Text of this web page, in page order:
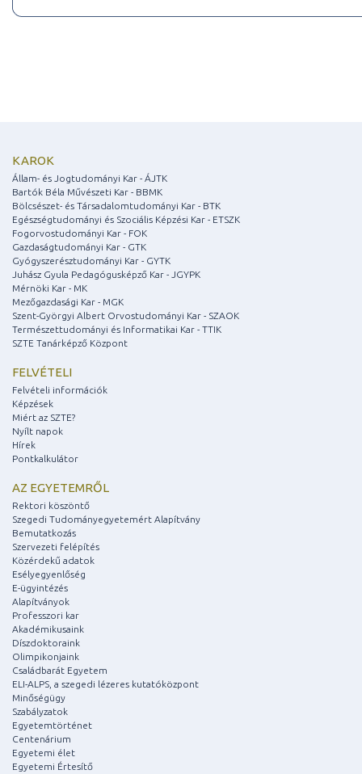
KAROK
Állam- és Jogtudományi Kar - ÁJTK
Bartók Béla Művészeti Kar - BBMK
Bölcsészet- és Társadalomtudományi Kar - BTK
Egészségtudományi és Szociális Képzési Kar - ETSZK
Fogorvostudományi Kar - FOK
Gazdaságtudományi Kar - GTK
Gyógyszerésztudományi Kar - GYTK
Juhász Gyula Pedagógusképző Kar - JGYPK
Mérnöki Kar - MK
Mezőgazdasági Kar - MGK
Szent-Györgyi Albert Orvostudományi Kar - SZAOK
Természettudományi és Informatikai Kar - TTIK
SZTE Tanárképző Központ
FELVÉTELI
Felvételi információk
Képzések
Miért az SZTE?
Nyílt napok
Hírek
Pontkalkulátor
AZ EGYETEMRŐL
Rektori köszöntő
Szegedi Tudományegyetemért Alapítvány
Bemutatkozás
Szervezeti felépítés
Közérdekű adatok
Esélyegyenlőség
E-ügyintézés
Alapítványok
Professzori kar
Akadémikusaink
Díszdoktoraink
Olimpikonjaink
Családbarát Egyetem
ELI-ALPS, a szegedi lézeres kutatóközpont
Minőségügy
Szabályzatok
Egyetemtörténet
Centenárium
Egyetemi élet
Egyetemi Értesítő